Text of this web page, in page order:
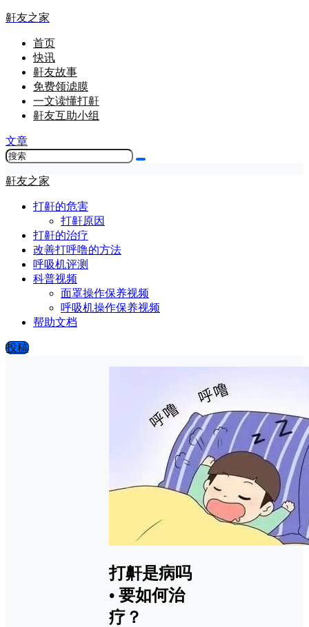
鼾友之家
首页
快讯
鼾友故事
免费领滤膜
一文读懂打鼾
鼾友互助小组
文章
鼾友之家
打鼾的危害
打鼾原因
打鼾的治疗
改善打呼噜的方法
呼吸机评测
科普视频
面罩操作保养视频
呼吸机操作保养视频
帮助文档
投稿
打鼾是病吗
• 要如何治
疗？